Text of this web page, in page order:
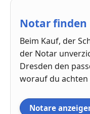
Notar finden
Beim Kauf, der
der Notar
Dresden den
worauf du achten
Notare